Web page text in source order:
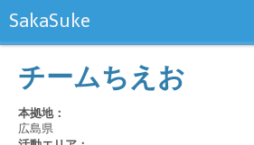
SakaSuke
お問い合わせ
チームちえお
本拠地：
広島県